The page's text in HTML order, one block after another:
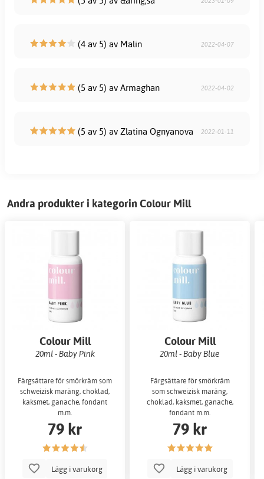
(4 av 5) av Malin 2022-04-07
(5 av 5) av Armaghan 2022-04-02
(5 av 5) av Zlatina Ognyanova 2022-01-11
Andra produkter i kategorin Colour Mill
Colour Mill
20ml - Baby Pink
Färgsättare för smörkräm som
schweizisk maräng, choklad,
kaksmet, ganache, fondant
m.m.
79 kr
Lägg i varukorg
Colour Mill
20ml - Baby Blue
Färgsättare för smörkräm
som schweizisk maräng,
choklad, kaksmet, ganache,
fondant m.m.
79 kr
Lägg i varukorg